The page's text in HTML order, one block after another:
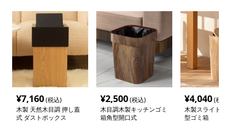
¥7,160(税込)
木製 天然木目調 押し蓋
式 ダストボックス
¥2,500(税込)
木目調木製キッチンゴミ
箱角型開口式
¥4,040(税
木製スライド
型ゴミ箱